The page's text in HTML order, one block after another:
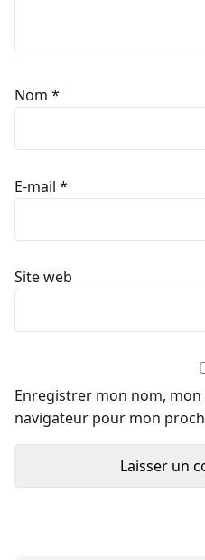
Nom *
E-mail *
Site web
Enregistrer mon nom,
navigateur pour mon